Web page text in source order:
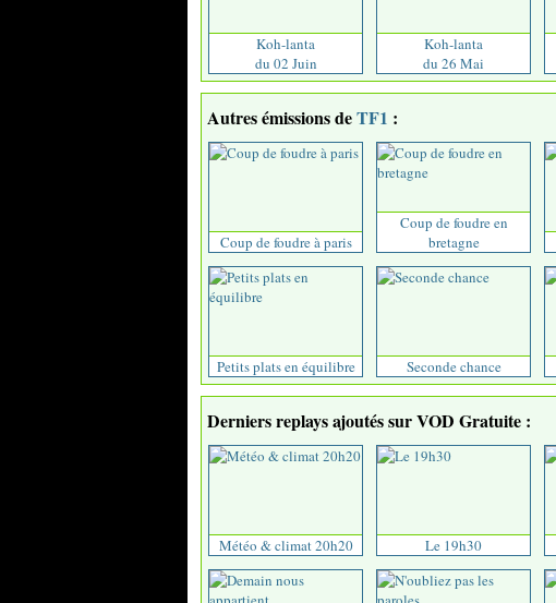
Koh-lanta
du 02 Juin
Koh-lanta
du 26 Mai
Autres émissions deTF1 :
Coup de foudre à paris
Coup de foudre en
bretagne
Petits plats en équilibre Seconde chance
Derniers replays ajoutés sur VOD Gratuite :
Météo & climat 20h20 Le 19h30